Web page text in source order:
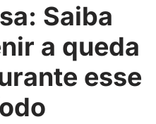
Saiba
a queda
esse